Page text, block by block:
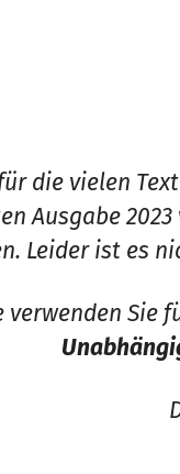
die vielen
Ausgabe
Leider ist es
verwenden Sie